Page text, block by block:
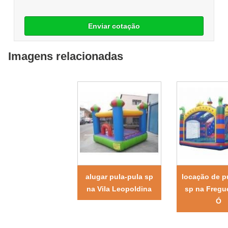
Enviar cotação
Imagens relacionadas
alugar pula-pula sp
na Vila Leopoldina
locação de
sp na
Ó